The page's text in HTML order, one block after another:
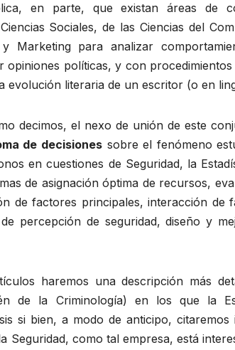
en parte, que existan áreas de
Sociales, de las Ciencias del
Marketing para analizar
opiniones políticas, y con
evolución literaria de un escritor (o en
decimos, el nexo de unión de este
de decisionessobre el fenómeno
en cuestiones de Seguridad, la
de asignación óptima de recursos,
de factores principales, interacción de
percepción de seguridad, diseño y
haremos una descripción más
de la Criminología) en los que la
si bien, a modo de anticipo,
Seguridad, como tal empresa, está